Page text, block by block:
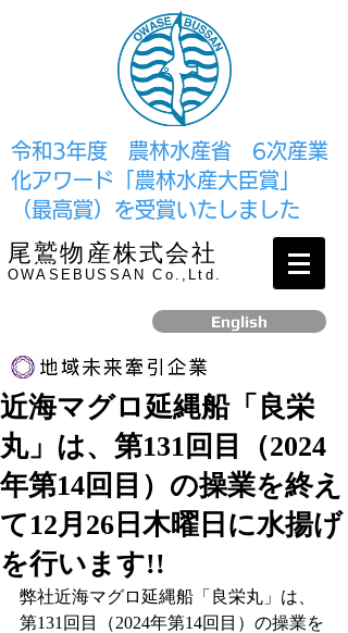
​令和3年度 農林水産省 6次産業
化アワード「農林水産大臣賞」
（最高賞）を受賞いたしました
尾鷲物産株式会社
OWASEBUSSAN Co.,Ltd.
English
リンク
​2017年12月、経済産業省より認定されました
近海マグロ延縄船「良栄
丸」は、第131回目（2024
年第14回目）の操業を終え
て12月26日木曜日に水揚げ
を行います!!
弊社近海マグロ延縄船「良栄丸」は、
第131回目（2024年第14回目）の操業を